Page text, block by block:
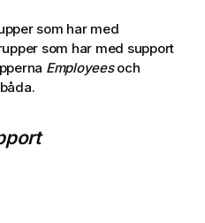
som har med
som har med support
Employeesoch